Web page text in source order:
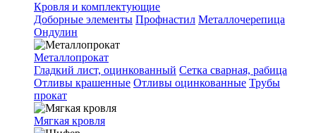
Кровля и комплектующие
Доборные элементы Профнастил Металлочерепица
Ондулин
Металлопрокат
Гладкий лист, оцинкованный Сетка сварная, рабица
Отливы крашенные Отливы оцинкованные Трубы
прокат
Мягкая кровля